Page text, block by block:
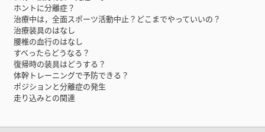
ホントに分離症？
治療中は，全面スポーツ活動中止？どこまでやっていいの？
治療装具のはなし
腰椎の血行のはなし
すべったらどうなる？
復帰時の装具はどうする？
体幹トレーニングで予防できる？
ポジションと分離症の発生
走り込みとの関連